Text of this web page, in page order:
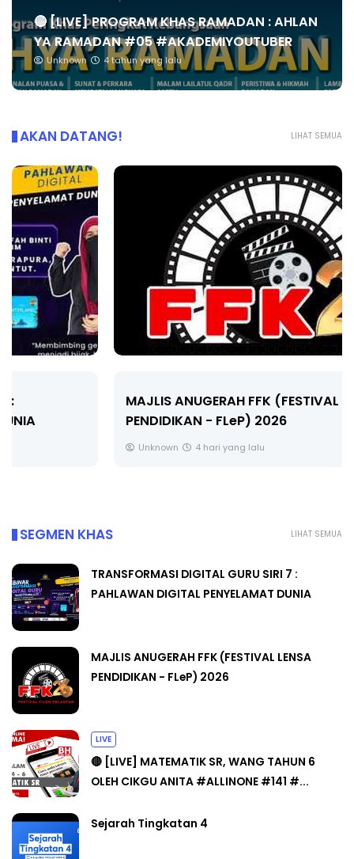
🔴 [LIVE] PROGRAM KHAS RAMADAN : AHLAN
YA RAMADAN #05 #AKADEMIYOUTUBER
Unknown 4 tahun yang lalu
LIHAT SEMUA
AKAN DATANG!
MAJLIS ANUGERAH FFK (FESTIVAL LENSA
PENDIDIKAN - FLeP) 2026
4 hari yang lalu
LIHAT SEMUA
SEGMEN KHAS
TRANSFORMASI DIGITAL GURU SIRI 7 :
PAHLAWAN DIGITAL PENYELAMAT DUNIA
MAJLIS ANUGERAH FFK (FESTIVAL LENSA
PENDIDIKAN - FLeP) 2026
LIVE
🔴 [LIVE] MATEMATIK SR, WANG TAHUN 6
OLEH CIKGU ANITA #ALLINONE #141 #...
Sejarah Tingkatan 4